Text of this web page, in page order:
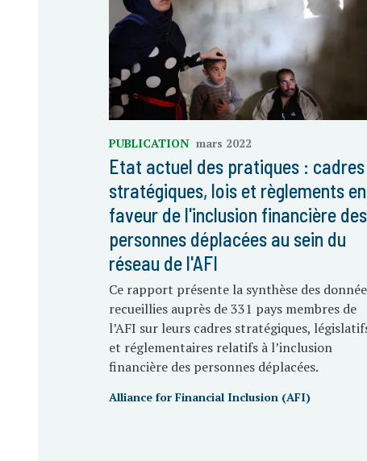
PUBLICATION mars 2022
Etat actuel des pratiques : cadres
stratégiques, lois et règlements en
faveur de l'inclusion financière des
personnes déplacées au sein du
réseau de l'AFI
Ce rapport présente la synthèse des
recueillies auprès de 331 pays membres de
l’AFI sur leurs cadres stratégiques,
et réglementaires relatifs à l’inclusion
financière des personnes déplacées.
Alliance for Financial Inclusion (AFI)